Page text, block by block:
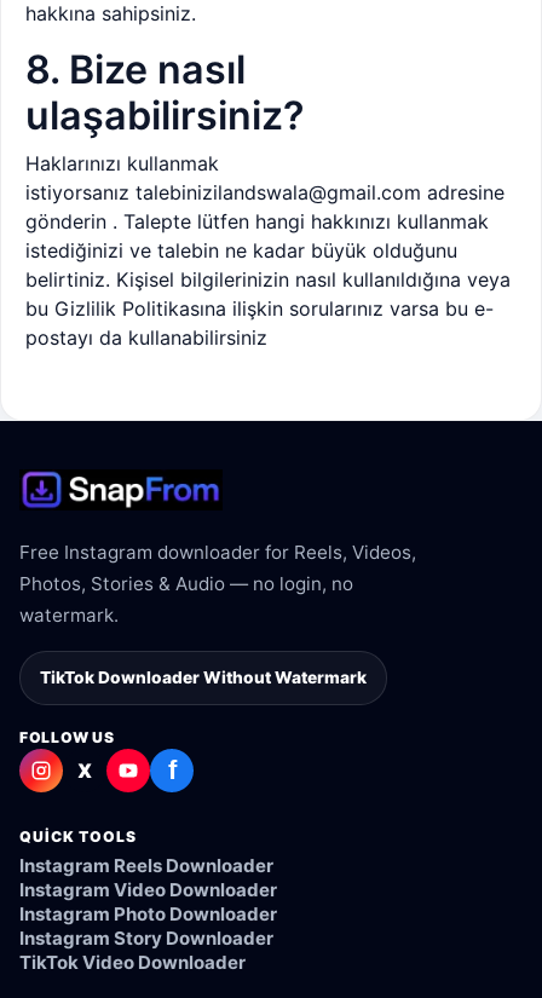
hakkına sahipsiniz.
8. Bize nasıl
ulaşabilirsiniz?
Haklarınızı kullanmak
istiyorsanız talebinizilandswala@gmail.com adresine
gönderin . Talepte lütfen hangi hakkınızı kullanmak
istediğinizi ve talebin ne kadar büyük olduğunu
belirtiniz. Kişisel bilgilerinizin nasıl kullanıldığına veya
bu Gizlilik Politikasına ilişkin sorularınız varsa bu e-
postayı da kullanabilirsiniz
Free Instagram downloader for Reels, Videos,
Photos, Stories & Audio — no login, no
watermark.
TikTok Downloader Without Watermark
FOLLOW US
X f
QUICK TOOLS
Instagram Reels Downloader
Instagram Video Downloader
Instagram Photo Downloader
Instagram Story Downloader
TikTok Video Downloader